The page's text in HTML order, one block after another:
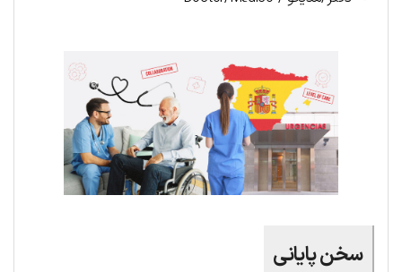
سخن پایانی